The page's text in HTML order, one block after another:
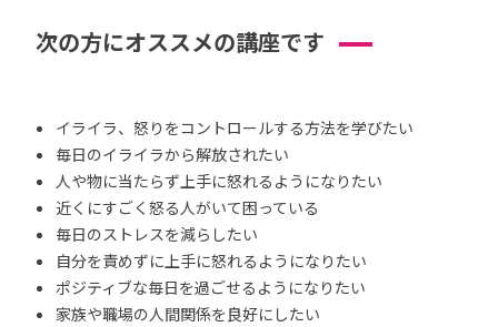
次の方にオススメの講座です
イライラ、怒りをコントロールする方法を学びたい
毎日のイライラから解放されたい
人や物に当たらず上手に怒れるようになりたい
近くにすごく怒る人がいて困っている
毎日のストレスを減らしたい
自分を責めずに上手に怒れるようになりたい
ポジティブな毎日を過ごせるようになりたい
家族や職場の人間関係を良好にしたい